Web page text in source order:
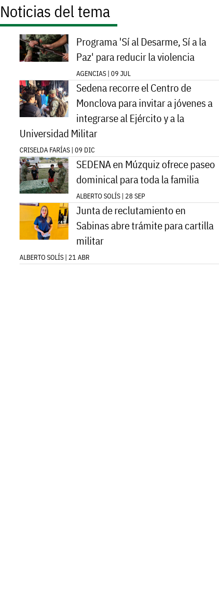
Noticias del tema
Programa 'Sí al Desarme, Sí a la
Paz' para reducir la violencia
AGENCIAS | 09 JUL
Sedena recorre el Centro de
Monclova para invitar a jóvenes a
integrarse al Ejército y a la
Universidad Militar
CRISELDA FARÍAS | 09 DIC
SEDENA en Múzquiz ofrece paseo
dominical para toda la familia
ALBERTO SOLÍS | 28 SEP
Junta de reclutamiento en
Sabinas abre trámite para cartilla
militar
ALBERTO SOLÍS | 21 ABR